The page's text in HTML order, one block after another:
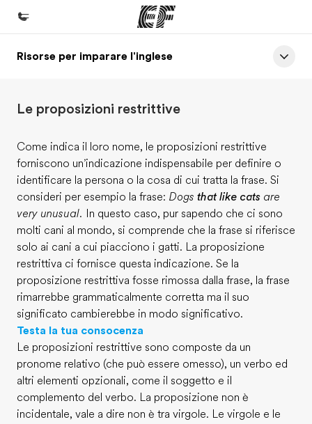
Homepage
Programmi
Uffici
Trova l'ufficio più vicino
Chi siamo
La nostra organizzazione
Carriera
Lavora con noi
Risorse per imparare l'inglese
Le proposizioni restrittive
Come indica il loro nome, le proposizioni restrittive
forniscono un’indicazione indispensabile per definire o
identificare la persona o la cosa di cui tratta la frase. Si
consideri per esempio la frase: Dogs that like cats are
very unusual.
In questo caso, pur sapendo che ci sono
molti cani al mondo, si comprende che la frase si riferisce
solo ai cani a cui piacciono i gatti. La proposizione
restrittiva ci fornisce questa indicazione. Se la
proposizione restrittiva fosse rimossa dalla frase, la frase
rimarrebbe grammaticalmente corretta ma il suo
significato cambierebbe in modo significativo.
Testa la tua consocenza
Le proposizioni restrittive sono composte da un
pronome relativo (che può essere omesso), un verbo ed
altri elementi opzionali, come il soggetto e il
complemento del verbo. La proposizione non è
incidentale, vale a dire non è tra virgole. Le virgole e le